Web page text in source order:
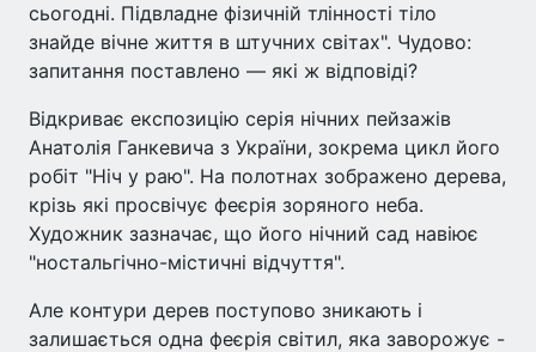
сьогодні. Підвладне фізичній тлінності тіло
знайде вічне життя в штучних світах". Чудово:
запитання поставлено — які ж відповіді?
Відкриває експозицію серія нічних пейзажів
Анатолія Ганкевича з України, зокрема цикл його
робіт "Ніч у раю". На полотнах зображено дерева,
крізь які просвічує феєрія зоряного неба.
Художник зазначає, що його нічний сад навіює
"ностальгічно-містичні відчуття".
Але контури дерев поступово зникають і
залишається одна феєрія світил, яка заворожує -